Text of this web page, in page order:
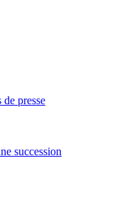
presse
succession